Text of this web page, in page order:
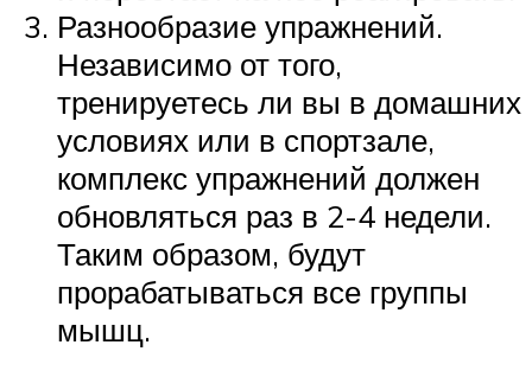
Разнообразие упражнений.
Независимо от того,
тренируетесь ли вы в домашних
условиях или в спортзале,
комплекс упражнений должен
обновляться раз в 2-4 недели.
Таким образом, будут
прорабатываться все группы
мышц.